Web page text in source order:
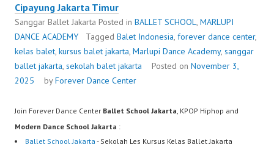
Cipayung Jakarta Timur
Sanggar Ballet Jakarta Posted in BALLET SCHOOL
MARLUPI
DANCE ACADEMY
Tagged Balet Indonesia forever dance center,
kelas balet kursus balet jakarta Marlupi Dance Academy, sanggar
ballet jakarta sekolah balet jakarta Posted on November 3,
2025
byForever Dance Center
Join Forever Dance Center Ballet School Jakarta , KPOP Hiphop and
Modern Dance School Jakarta :
Ballet School Jakarta - Sekolah Les Kursus Kelas Ballet Jakarta